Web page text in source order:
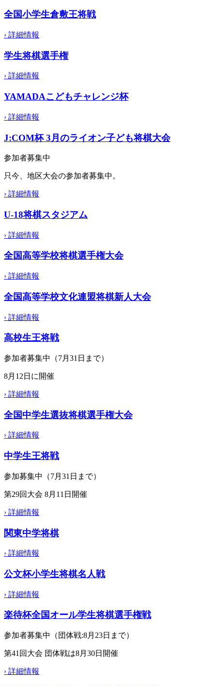
全国小学生倉敷王将戦
› 詳細情報
学生将棋選手権
› 詳細情報
YAMADAこどもチャレンジ杯
› 詳細情報
J:COM杯 3月のライオン子ども将棋大会
参加者募集中
只今、地区大会の参加者募集中。
› 詳細情報
U-18将棋スタジアム
› 詳細情報
全国高等学校将棋選手権大会
› 詳細情報
全国高等学校文化連盟将棋新人大会
› 詳細情報
高校生王将戦
参加者募集中（7月31日まで）
8月12日に開催
› 詳細情報
全国中学生選抜将棋選手権大会
› 詳細情報
中学生王将戦
参加募集中（7月31日まで）
第29回大会 8月11日開催
› 詳細情報
関東中学将棋
› 詳細情報
公文杯小学生将棋名人戦
› 詳細情報
楽待杯全国オール学生将棋選手権戦
参加者募集中（団体戦:8月23日まで）
第41回大会 団体戦は8月30日開催
› 詳細情報